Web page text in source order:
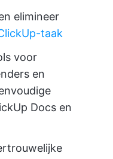
elimineer
taak
voor
en
Docs en